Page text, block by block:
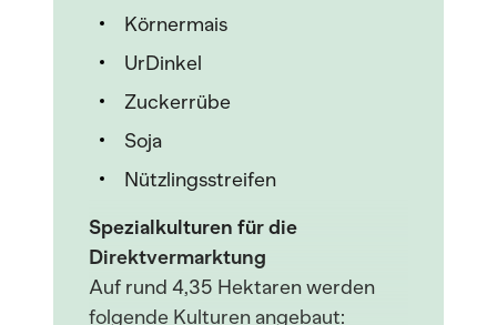
Körnermais
UrDinkel
Zuckerrübe
Soja
Nützlingsstreifen
Spezialkulturen für die
Direktvermarktung
Auf rund 4,35 Hektaren werden
folgende Kulturen angebaut: